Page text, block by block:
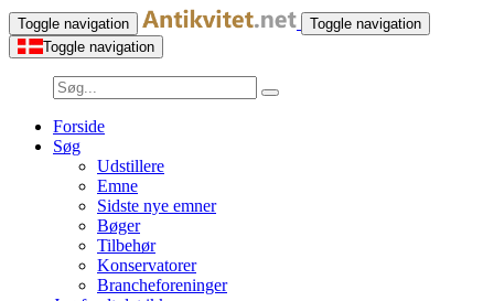
Toggle navigation
Toggle navigation
Toggle navigation
Forside
Søg
Udstillere
Emne
Sidste nye emner
Bøger
Tilbehør
Konservatorer
Brancheforeninger